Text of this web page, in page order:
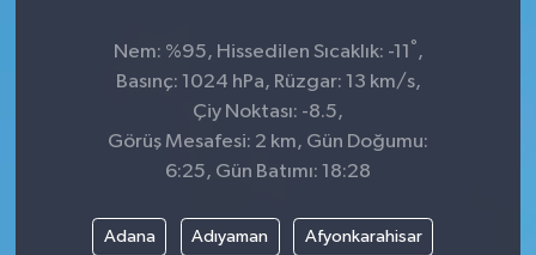
Nem: %95, Hissedilen Sıcaklık: -11 ° ,
Basınç: 1024 hPa, Rüzgar: 13 km/s,
Çiy Noktası: -8.5,
Görüş Mesafesi: 2 km, Gün Doğumu:
6:25, Gün Batımı: 18:28
Adana Adıyaman Afyonkarahisar